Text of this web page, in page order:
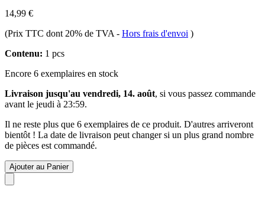
14,99 €
(Prix TTC dont 20% de TVA - Hors frais d'envoi )
Contenu: 1 pcs
Encore 6 exemplaires en stock
Livraison jusqu'au vendredi, 14. août, si vous passez commande
avant le jeudi à 23:59.
Il ne reste plus que 6 exemplaires de ce produit. D'autres arriveront
bientôt ! La date de livraison peut changer si un plus grand nombre
de pièces est commandé.
Ajouter au Panier